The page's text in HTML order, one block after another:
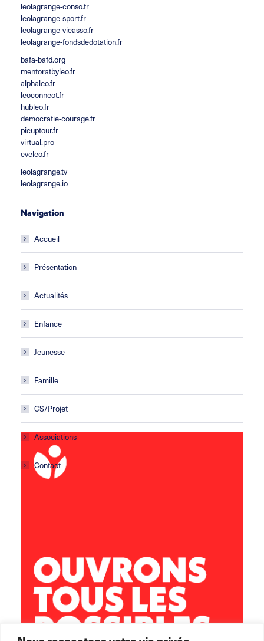
leolagrange-conso.fr
leolagrange-sport.fr
leolagrange-vieasso.fr
leolagrange-fondsdedotation.fr
bafa-bafd.org
mentoratbyleo.fr
alphaleo.fr
leoconnect.fr
hubleo.fr
democratie-courage.fr
picuptour.fr
virtual.pro
eveleo.fr
leolagrange.tv
leolagrange.io
Navigation
Accueil
Présentation
Actualités
Enfance
Jeunesse
Famille
CS/Projet
Associations
Contact
brest.horizons@leolagrange.org